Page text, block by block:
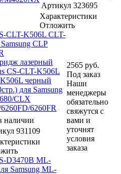
Артикул 323695
Характеристики
Отложить
CLT-K506L CLT-
CLP
лазерный
CS-CLT-K506L
черный
для Samsung
CLX
6260FR
наличии
931109
2565 руб.
Под заказ
Наши
менеджеры
обязательно
свяжутся с
вами и
уточнят
условия
заказа
D3470B ML-
Samsung ML-